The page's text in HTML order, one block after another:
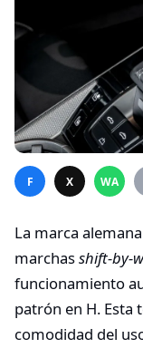
F X WA
La marca
marchasshift-by-
funcionamiento
patrón en H. Esta
comodidad del